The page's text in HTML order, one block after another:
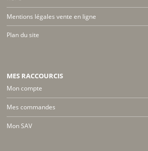
Mentions légales vente en ligne
Plan du site
MES RACCOURCIS
Mon compte
Mes commandes
Mon SAV